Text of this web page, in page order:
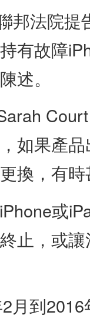
邦法院提
有故障
述。
如果產
換，有
或
止，或
月到